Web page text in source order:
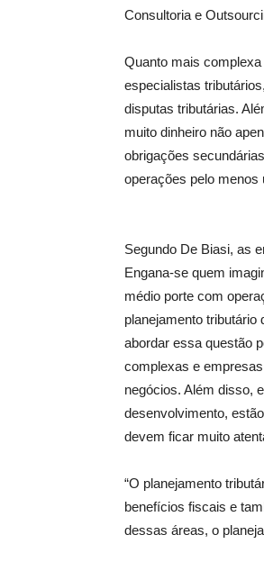
Consultoria e
Quanto mais
especialistas
disputas tributárias.
muito dinheiro não
obrigações
operações pelo menos
Segundo De Biasi, as
Engana-se quem
médio porte com
planejamento
abordar essa questão
complexas e
negócios. Além disso,
desenvolvimento,
devem ficar muito
“O planejamento
benefícios fiscais e
dessas áreas, o